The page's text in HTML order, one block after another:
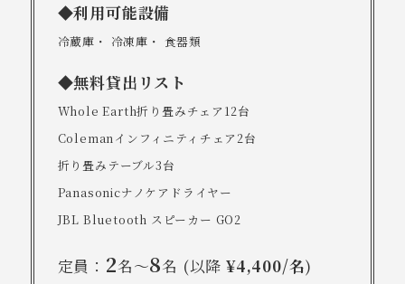
◆利用可能設備
冷蔵庫・ 冷凍庫・ 食器類
◆無料貸出リスト
Whole Earth折り畳みチェア12台
Colemanインフィニティチェア2台
折り畳みテーブル3台
Panasonicナノケアドライヤー
JBL Bluetooth スピーカー GO2
定員： 2名～8名 (以降¥4,400/名)